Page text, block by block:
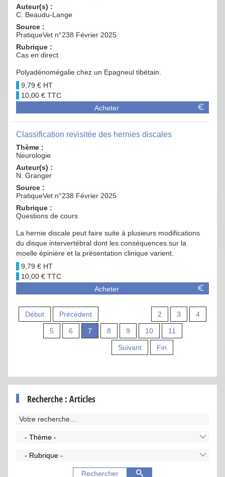
Auteur(s) :
C. Beaudu-Lange
Source :
PratiqueVet n°238 Février 2025
Rubrique :
Cas en direct
Polyadénomégalie chez un Epagneul tibétain.
9,79 €
10,00 €
Acheter
Classification revisitée des hernies discales
Thème :
Neurologie
Auteur(s) :
N. Granger
Source :
PratiqueVet n°238 Février 2025
Rubrique :
Questions de cours
La hernie discale peut faire suite à plusieurs modifications
du disque intervertébral dont les conséquences sur la
moelle épinière et la présentation clinique varient.
9,79 €
10,00 €
Acheter
Début Précédent 2 3 4
5 6 7 8 9 10 11
Suivant Fin
Recherche : Articles
- Thème -
- Rubrique -
Rechercher